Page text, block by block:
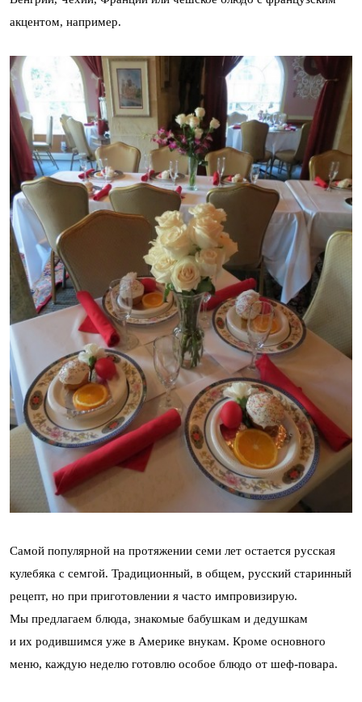
акцентом, например.
Самой популярной на протяжении семи лет остается русская
кулебяка с семгой. Традиционный, в общем, русский старинный
рецепт, но при приготовлении я часто импровизирую.
Мы предлагаем блюда, знакомые бабушкам и дедушкам
и их родившимся уже в Америке внукам. Кроме основного
меню, каждую неделю готовлю особое блюдо от шеф-повара.